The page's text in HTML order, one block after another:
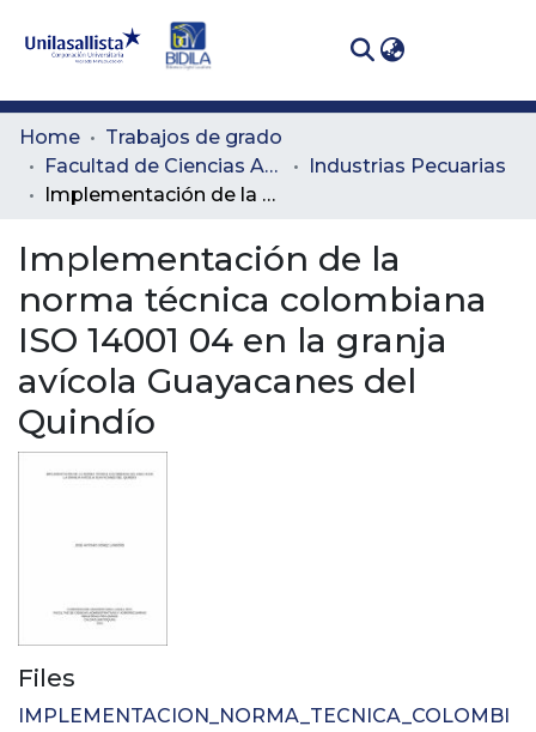
Communities
& Collections
All of DSpace
Statistics
Home
Trabajos de grado
Facultad de Ciencias Administrativas y Agropecuarias
Industrias Pecuarias
Implementación de la norma técnica colombiana ISO 14001 04 en la granja avícola Guayacanes del Quindío
Implementación de la
norma técnica colombiana
ISO 14001 04 en la granja
avícola Guayacanes del
Quindío
Files
IMPLEMENTACION_NORMA_TECNICA_COLOMBI